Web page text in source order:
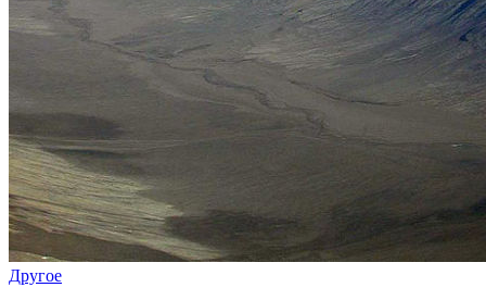
Опубликовано
Другое